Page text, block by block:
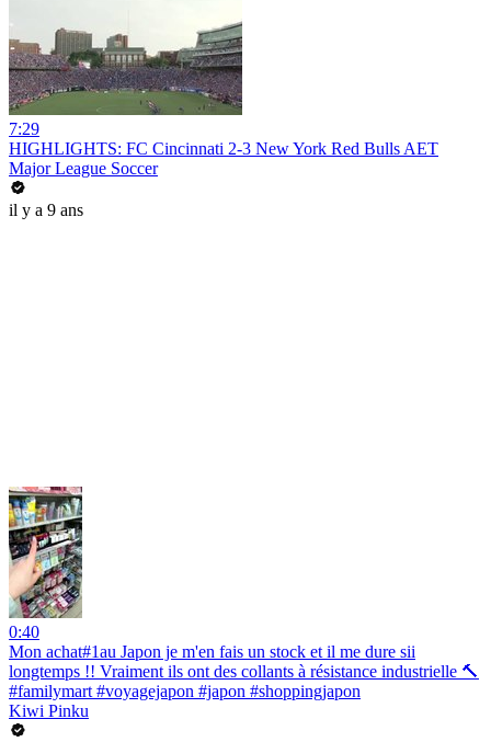
7:29
HIGHLIGHTS: FC Cincinnati 2-3 New York Red Bulls AET
Major League Soccer
il y a 9 ans
0:40
Mon achat#1au Japon je m'en fais un stock et il me dure sii
longtemps !! Vraiment ils ont des collants à résistance industrielle 🔨
#familymart #voyagejapon #japon #shoppingjapon
Kiwi Pinku